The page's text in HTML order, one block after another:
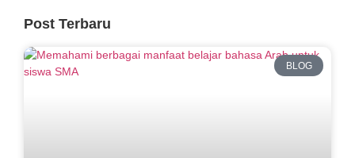
Post Terbaru
BLOG